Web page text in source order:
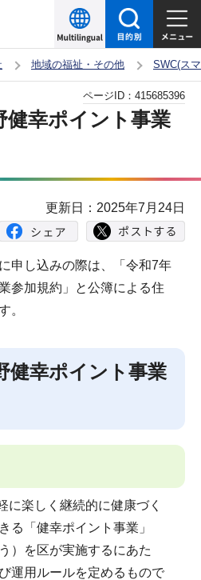
地域の福祉・その他 SWC(ス
健幸ポイント事業
ページID： 415685396
更新日：2025年7月24日
申し込みの際は、「令和7年
参加規約」と公簿による住
。
健幸ポイント事業
に楽しく継続的に健康づく
る「健幸ポイント事業」
）を区が実施するにあた
運用ルールを定めるもので